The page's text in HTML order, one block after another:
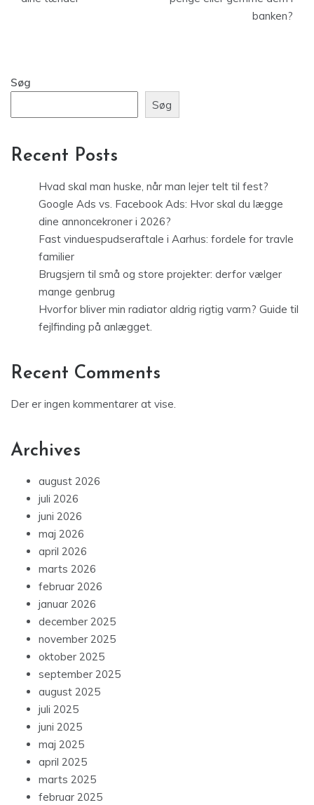
banken?
Søg
Søg
Recent Posts
Hvad skal man huske, når man lejer telt til fest?
Google Ads vs. Facebook Ads: Hvor skal du lægge
dine annoncekroner i 2026?
Fast vinduespudseraftale i Aarhus: fordele for travle
familier
Brugsjern til små og store projekter: derfor vælger
mange genbrug
Hvorfor bliver min radiator aldrig rigtig varm? Guide til
fejlfinding på anlægget.
Recent Comments
Der er ingen kommentarer at vise.
Archives
august 2026
juli 2026
juni 2026
maj 2026
april 2026
marts 2026
februar 2026
januar 2026
december 2025
november 2025
oktober 2025
september 2025
august 2025
juli 2025
juni 2025
maj 2025
april 2025
marts 2025
februar 2025